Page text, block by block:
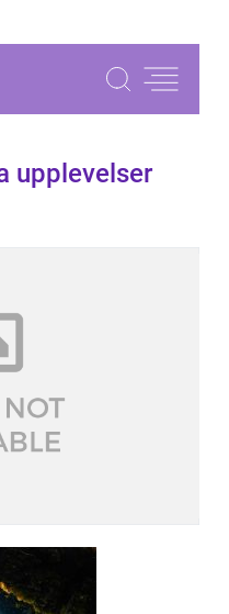
upplevelser